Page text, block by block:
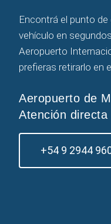
Encontrá el punto
vehículo en
Aeropuerto
prefieras retirarlo en
Aeropuerto de
Atención directa
+54 9 2944